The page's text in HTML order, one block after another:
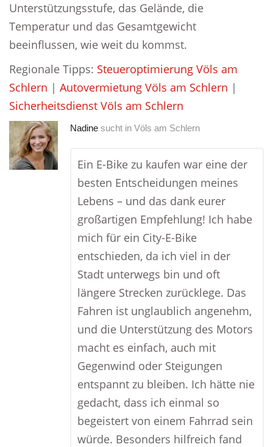
Unterstützungsstufe, das Gelände, die
Temperatur und das Gesamtgewicht
beeinflussen, wie weit du kommst.
Regionale Tipps: Steueroptimierung Völs am
Schlern | Autovermietung Völs am Schlern |
Sicherheitsdienst Völs am Schlern
Nadine sucht in Völs am Schlern
Ein E-Bike zu kaufen war eine der
besten Entscheidungen meines
Lebens – und das dank eurer
großartigen Empfehlung! Ich habe
mich für ein City-E-Bike
entschieden, da ich viel in der
Stadt unterwegs bin und oft
längere Strecken zurücklege. Das
Fahren ist unglaublich angenehm,
und die Unterstützung des Motors
macht es einfach, auch mit
Gegenwind oder Steigungen
entspannt zu bleiben. Ich hätte nie
gedacht, dass ich einmal so
begeistert von einem Fahrrad sein
würde. Besonders hilfreich fand